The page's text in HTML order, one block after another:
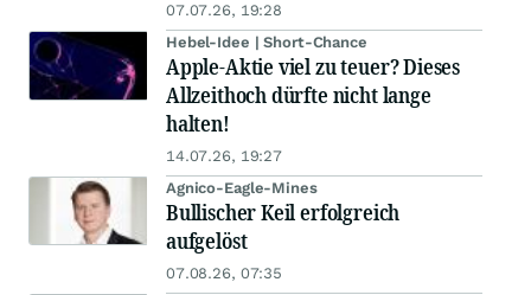
07.07.26, 19:28
Hebel-Idee | Short-Chance
Apple-Aktie viel zu teuer? Dieses
Allzeithoch dürfte nicht lange
halten!
14.07.26, 19:27
Agnico-Eagle-Mines
Bullischer Keil erfolgreich
aufgelöst
07.08.26, 07:35